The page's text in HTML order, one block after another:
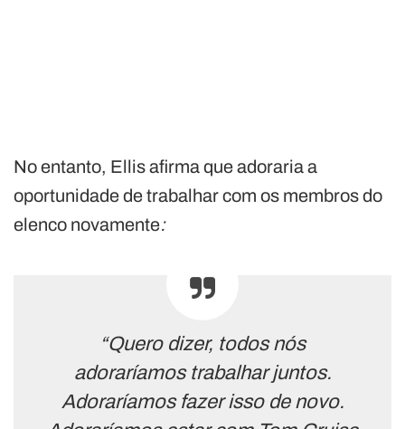
No entanto, Ellis afirma que adoraria a
oportunidade de trabalhar com os membros do
elenco novamente:
“Quero dizer, todos nós
adoraríamos trabalhar juntos.
Adoraríamos fazer isso de novo.